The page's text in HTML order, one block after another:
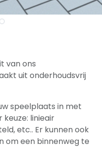
van ons
uit onderhoudsvrij
speelplaats in met
linieair
etc.. Er kunnen ook
om een binnenweg te